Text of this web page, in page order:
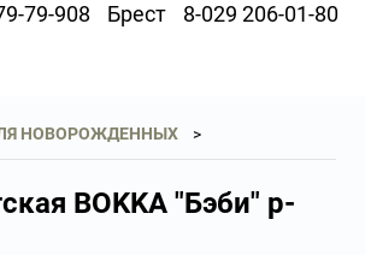
79-908 Брест 8-029 206-01-80
НОВОРОЖДЕННЫХ
BOKKА "Бэби" р-